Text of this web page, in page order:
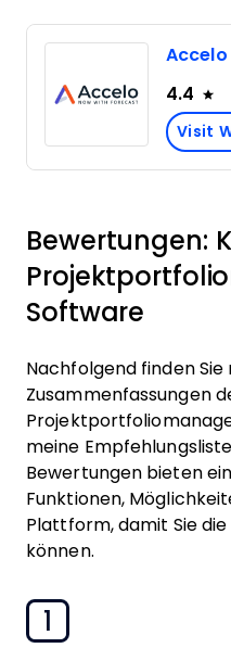
Accelo
4.4
Visit
Bewertungen:
Software
Nachfolgend finden
Zusammenfassungen
meine
Bewertungen bieten
Funktionen,
Plattform, damit Sie
können.
1